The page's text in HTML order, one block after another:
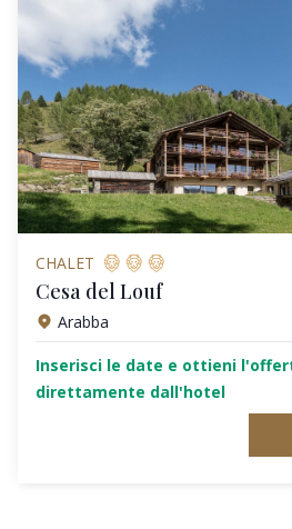
CHALET
Cesa del Louf
Arabba
Inserisci le date e ottieni
direttamente dall'hotel